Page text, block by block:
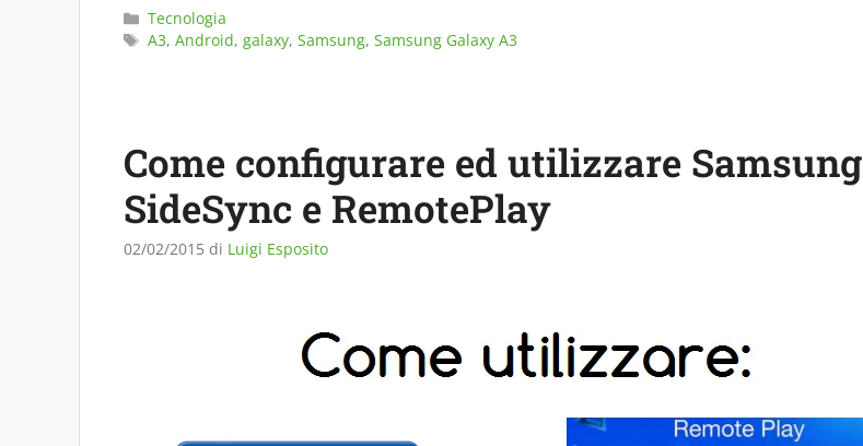
Categorie
Tecnologia
Tag
A3, Android, galaxy, Samsung, Samsung Galaxy A3
Come configurare ed utilizzare Samsung
SideSync e RemotePlay
02/02/2015 di Luigi Esposito